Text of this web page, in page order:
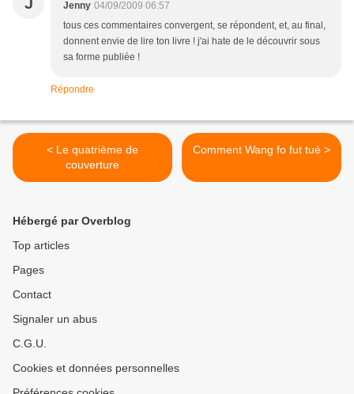
Jenny 04/09/2009 06:57
tous ces commentaires convergent, se répondent, et, au final,
donnent envie de lire ton livre ! j'ai hate de le découvrir sous
sa forme publiée !
Répondre
< Le quatrième de
couverture
Comment Wang fo fut tué >
Hébergé par Overblog
Top articles
Pages
Contact
Signaler un abus
C.G.U.
Cookies et données personnelles